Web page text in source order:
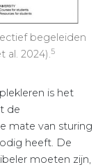
begeleiden
al. 2024).5
is het
de
mate van sturing
heeft. De
moeten zijn,